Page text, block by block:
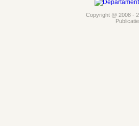
Copyright @ 2008 -